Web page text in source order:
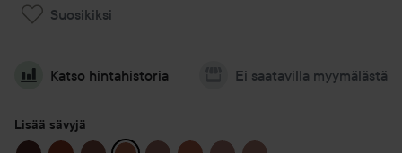
Suosikiksi
Katso hintahistoria Ei saatavilla myymälästä
Lisää sävyjä